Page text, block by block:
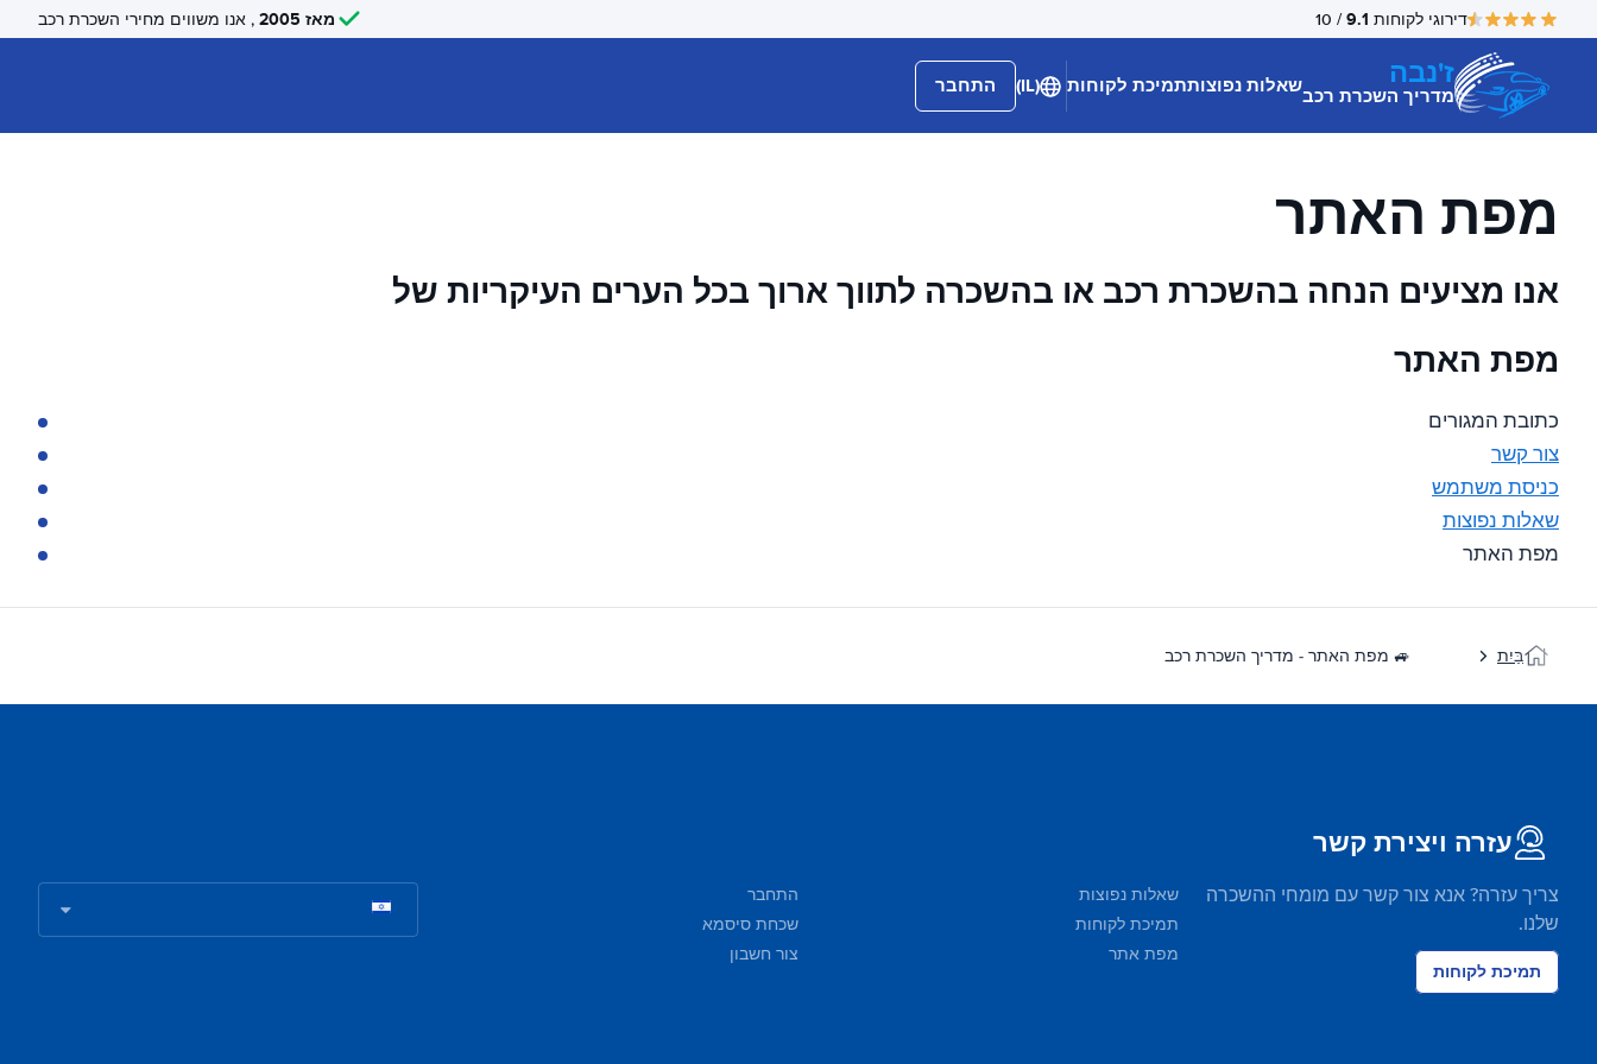
דירוגי לקוחות 9.1
/ 10 מאז 2005 , אנו משווים מחירי השכרת רכב
ז'נבה
מדריך השכרת רכבשאלות נפוצותתמיכת לקוחות (IL) התחבר
מפת האתר
אנו מציעים הנחה בהשכרת רכב או בהשכרה לתווך ארוך בכל הערים העיקריות של
מפת האתר
כתובת המגורים
צור קשר
כניסת משתמש
שאלות נפוצות
מפת האתר
בַּיִת 🚙 מפת האתר - מדריך השכרת רכב
עזרה ויצירת קשר
צריך עזרה? אנא צור קשר עם מומחי ההשכרה
שלנו.
תמיכת לקוחות
שאלות נפוצות
תמיכת לקוחות
מפת אתר
התחבר
שכחת סיסמא
צור חשבון